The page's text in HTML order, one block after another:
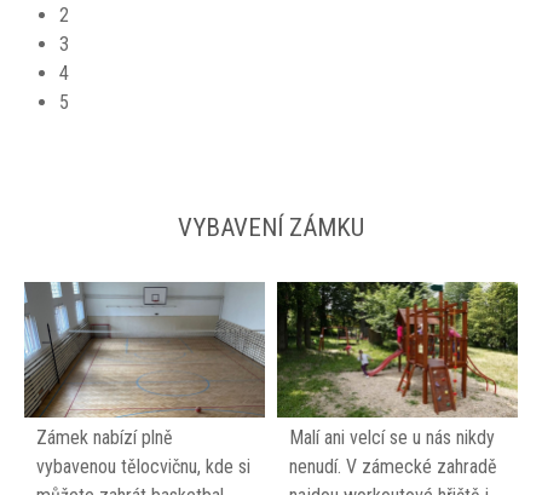
2
3
4
5
VYBAVENÍ ZÁMKU
Zámek nabízí plně
vybavenou tělocvičnu, kde si
Malí ani velcí se u nás nikdy
nenudí. V zámecké zahradě